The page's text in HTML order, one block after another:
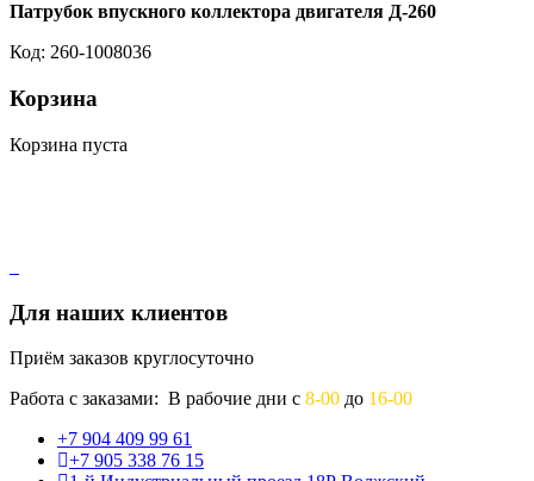
Патрубок впускного коллектора двигателя Д-260
Код: 260-1008036
Корзина
Корзина пуста
Для наших клиентов
Приём заказов круглосуточно
Работа с заказами: В рабочие дни с 8-00 до 16-00
+7 904 409 99 61
+7 905 338 76 15